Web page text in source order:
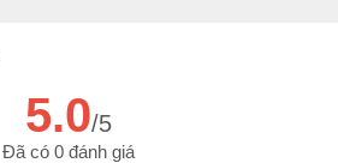
5.0/5
Đã có 0 đánh giá